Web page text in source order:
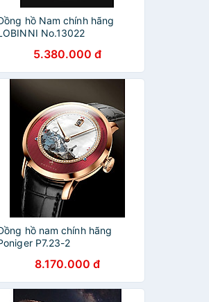
hồ Nam chính hãng
No.13022
5.380.000 đ
hồ nam chính hãng
P7.23-2
8.170.000 đ